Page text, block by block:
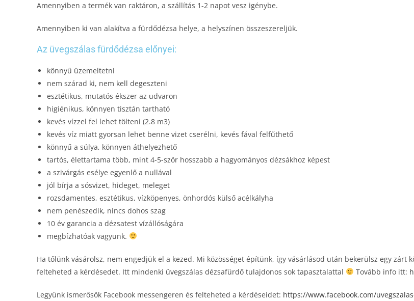
Amennyiben a termék van raktáron, a szállítás 1-2 napot vesz igénybe.
Amennyiben ki van alakítva a fürdődézsa helye, a helyszínen összeszereljük.
Az üvegszálas fürdődézsa előnyei:
könnyű üzemeltetni
nem szárad ki, nem kell degeszteni
esztétikus, mutatós ékszer az udvaron
higiénikus, könnyen tisztán tartható
kevés vízzel fel lehet tölteni (2.8 m3)
kevés víz miatt gyorsan lehet benne vizet cserélni, kevés fával felfűthető
könnyű a súlya, könnyen áthelyezhető
tartós, élettartama több, mint 4-5-ször hosszabb a hagyományos dézsákhoz képest
a szivárgás esélye egyenlő a nullával
jól bírja a sósvizet, hideget, meleget
rozsdamentes, esztétikus, vízköpenyes, önhordós külső acélkályha
nem penészedik, nincs dohos szag
10 év garancia a dézsatest vízállóságára
megbízhatóak vagyunk.
Ha tőlünk vásárolsz, nem engedjük el a kezed. Mi közösséget építünk, így vásárlásod után bekerülsz egy zárt
felteheted a kérdésedet. Itt mindenki üvegszálas dézsafürdő tulajdonos sok tapasztalattal
Tovább info itt:
Legyünk ismerősök Facebook messengeren és felteheted a kérdéseidet: https://www.facebook.com/